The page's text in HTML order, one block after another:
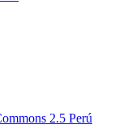
2.5 Perú